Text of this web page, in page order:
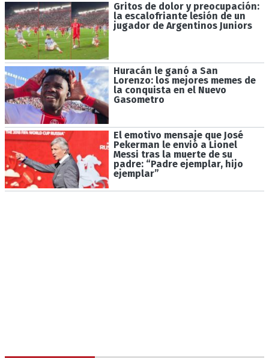
Gritos de dolor y preocupación:
la escalofriante lesión de un
jugador de Argentinos Juniors
Huracán le ganó a San
Lorenzo: los mejores memes de
la conquista en el Nuevo
Gasometro
El emotivo mensaje que José
Pekerman le envió a Lionel
Messi tras la muerte de su
padre: “Padre ejemplar, hijo
ejemplar”